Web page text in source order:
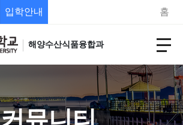
입학안내 홈
해양수산식품융합과
커뮤니티